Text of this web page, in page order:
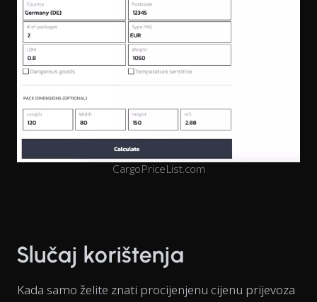
CargoPriceList.com
Slučaj korištenja
Kada samo želite znati procijenjenu cijenu prijevoza